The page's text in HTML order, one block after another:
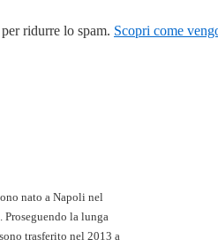
ridurre lo spam. Scopri come
nato a Napoli nel
la lunga
trasferito nel 2013 a